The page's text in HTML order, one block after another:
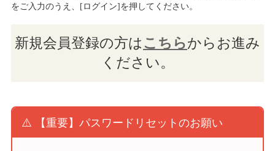
をご入力のうえ、[ログイン]を押してください。
新規会員登録の方は こちらからお進み
ください。
⚠️ 【重要】パスワードリセットのお願い